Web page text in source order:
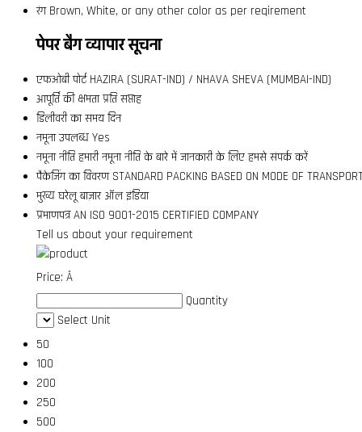
रंग Brown, White, or any other color as per reqirement
पेपर बैग व्यापार सूचना
एफओबी पोर्ट HAZIRA (SURAT-IND) / NHAVA SHEVA (MUMBAI-IND)
आपूर्ति की क्षमता प्रति सप्ताह
डिलीवरी का समय दिन
नमूना उपलब्ध Yes
नमूना नीति हमारी नमूना नीति के बारे में जानकारी के लिए हमसे संपर्क करें
पैकेजिंग का विवरण STANDARD PACKING BASED ON MODE OF
मुख्य घरेलू बाज़ार ऑल इंडिया
प्रमाणपत्र AN ISO 9001-2015 CERTIFIED COMPANY
Tell us about your requirement
Price: Â
Quantity
Select Unit
50
100
200
250
500